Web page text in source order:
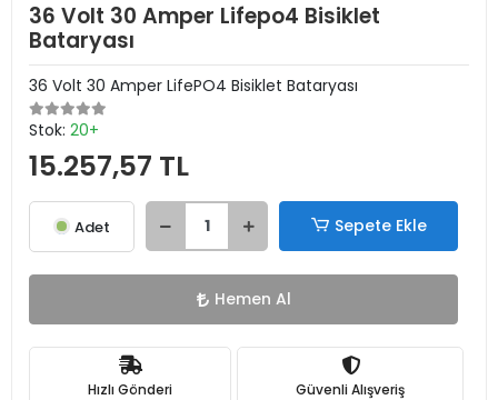
36 Volt 30 Amper Lifepo4 Bisiklet
Bataryası
36 Volt 30 Amper LifePO4 Bisiklet Bataryası
Stok: 20+
15.257,57 TL
Adet Sepete Ekle
Hemen Al
Hızlı Gönderi Güvenli Alışveriş